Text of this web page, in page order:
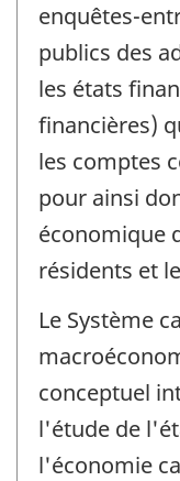
enquêtes-
publics des
les états
financières)
les comptes
pour ainsi
économique
résidents et
Le Système
conceptuel
l'étude de
l'économie